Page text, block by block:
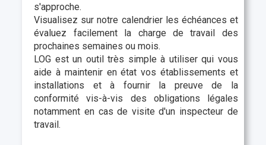
s'approche.
Visualisez sur notre calendrier les échéances et
évaluez facilement la charge de travail des
prochaines semaines ou mois.
LOG est un outil très simple à utiliser qui vous
aide à maintenir en état vos établissements et
installations et à fournir la preuve de la
conformité vis-à-vis des obligations légales
notamment en cas de visite d'un inspecteur de
travail.